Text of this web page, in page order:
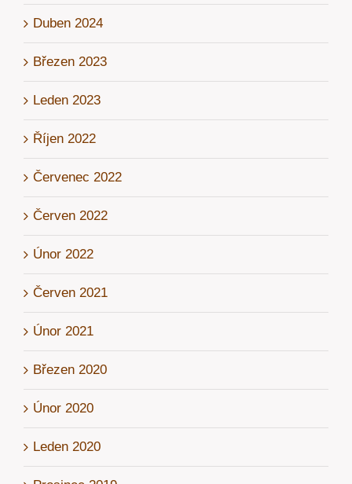
Duben 2024
Březen 2023
Leden 2023
Říjen 2022
Červenec 2022
Červen 2022
Únor 2022
Červen 2021
Únor 2021
Březen 2020
Únor 2020
Leden 2020